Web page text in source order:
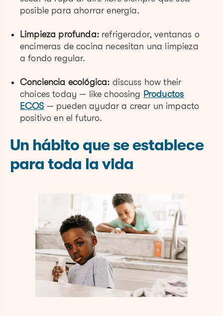
posible para ahorrar energía.
Limpieza profunda:refrigerador, ventanas o
encimeras de cocina necesitan una limpieza
a fondo regular.
Conciencia ecológica: discuss how their
choices today — like choosing Productos
ECOS — pueden ayudar a crear un impacto
positivo en el futuro.
Un hábito que se establece
para toda la vida